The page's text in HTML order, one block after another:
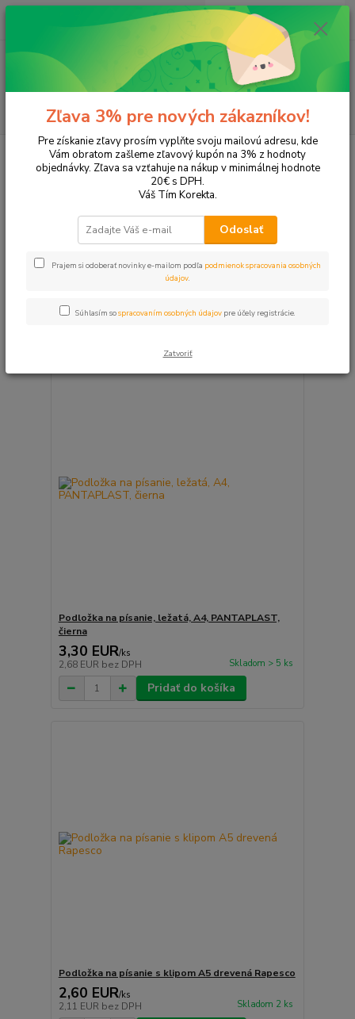
Hľadať
ks
za 0,00 EUR
Kancelárske potreby Doplnky do kancelárie Podložky na písanie
Podložky na písanie
Upresniť parametre
Najdrahšie
Zobrazujem 1-17 z 17
Podložka na písanie, ležatá, A4, PANTAPLAST,
čierna
3,30 EUR/ks
2,68 EUR bez DPH Skladom > 5 ks
Pridať do košíka
Podložka na písanie s klipom A5 drevená Rapesco
2,60 EUR/ks
2,11 EUR bez DPH Skladom 2 ks
Zľava 3% pre nových zákazníkov!
Pre získanie zľavy prosím vyplňte svoju mailovú adresu, kde
Vám obratom zašleme zľavový kupón na 3% z hodnoty
objednávky. Zľava sa vzťahuje na nákup v minimálnej hodnote
20€ s DPH.
Váš Tím Korekta.
Odoslať
Prajem si odoberať novinky e-mailom podľa podmienok spracovania osobných
údajov.
Súhlasím sospracovaním osobných údajov pre účely registrácie.
Zatvoriť